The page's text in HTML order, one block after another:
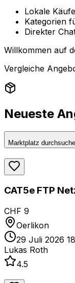
Lokale
Kategorien
Direkter
Willkommen auf
Vergleiche
Neueste
Marktplatz
CAT5e FTP
CHF 9
Oerlikon
29 Juli 2026
Lukas Roth
4.5